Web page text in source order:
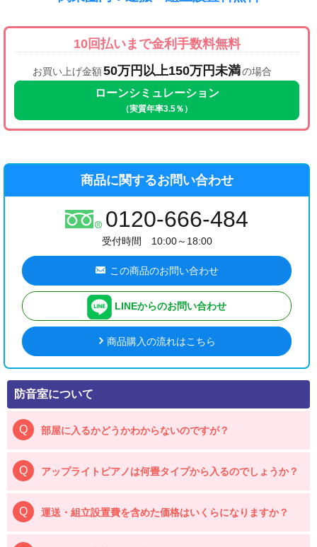
10回払いまで金利手数料無料
お買い上げ金額50万円以上150万円未満の場合
ローンシミュレーション
（実質年率3.5％）
商品に関するお問い合わせ
0120-666-484
受付時間 10:00～18:00
この商品のお問い合わせ
LINEからのお問い合わせ
商品購入の流れはこちら
防音室について
部屋に入るかどうかわからないのですが？
アップライトピアノは何畳タイプから入るのでしょうか？
運送・組立設置費を含めた価格はいくらになりますか？